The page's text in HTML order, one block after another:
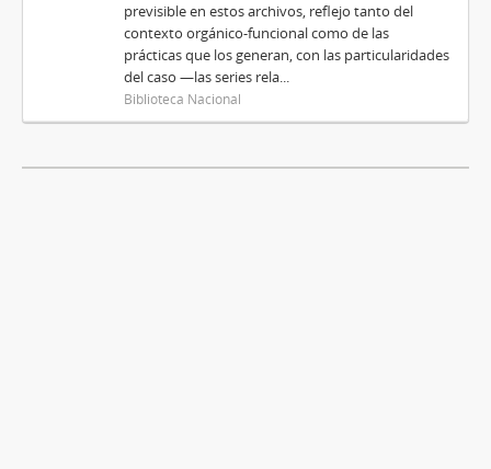
previsible en estos archivos, reflejo tanto del
contexto orgánico-funcional como de las
prácticas que los generan, con las particularidades
del caso —las series rela...
Biblioteca Nacional